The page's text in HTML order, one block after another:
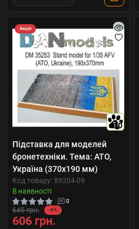
Акція
10
Підставка для моделей
бронетехніки. Тема: АТО,
Україна (370x190 мм)
Код товару: 89204-09
В наявності
0
645 грн. -6%
606 грн.